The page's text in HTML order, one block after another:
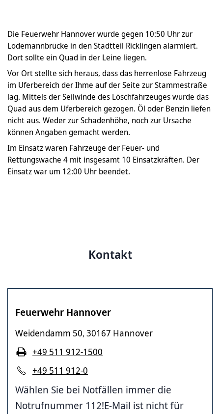
Die Feuerwehr Hannover wurde gegen 10:50 Uhr zur
Lodemannbrücke in den Stadtteil Ricklingen alarmiert.
Dort sollte ein Quad in der Leine liegen.
Vor Ort stellte sich heraus, dass das herrenlose Fahrzeug
im Uferbereich der Ihme auf der Seite zur Stammestraße
lag. Mittels der Seilwinde des Löschfahrzeuges wurde das
Quad aus dem Uferbereich gezogen. Öl oder Benzin liefen
nicht aus. Weder zur Schadenhöhe, noch zur Ursache
können Angaben gemacht werden.
Im Einsatz waren Fahrzeuge der Feuer- und
Rettungswache 4 mit insgesamt 10 Einsatzkräften. Der
Einsatz war um 12:00 Uhr beendet.
Kontakt
Feuerwehr Hannover
Weidendamm 50, 30167 Hannover
+49 511 912-0
+49 511 912-1500
Wählen Sie bei Notfällen immer die
Notrufnummer 112!E-Mail ist nicht für